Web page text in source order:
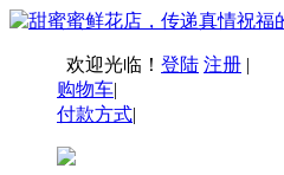
欢迎光临！ 登陆 注册 |
购物车|
付款方式|